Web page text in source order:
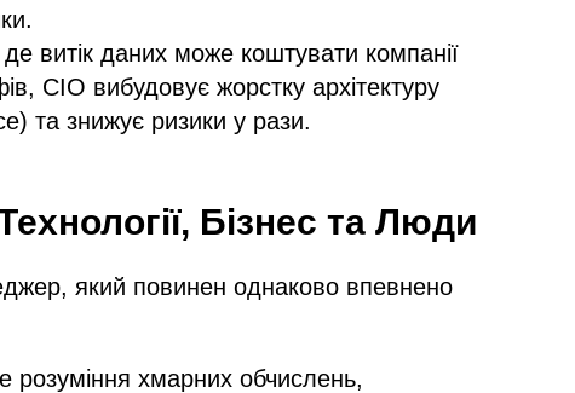
де витік даних може коштувати компанії
CIO вибудовує жорстку архітектуру
та знижує ризики у рази.
Бізнес та Люди
який повинен однаково впевнено
розуміння хмарних обчислень,